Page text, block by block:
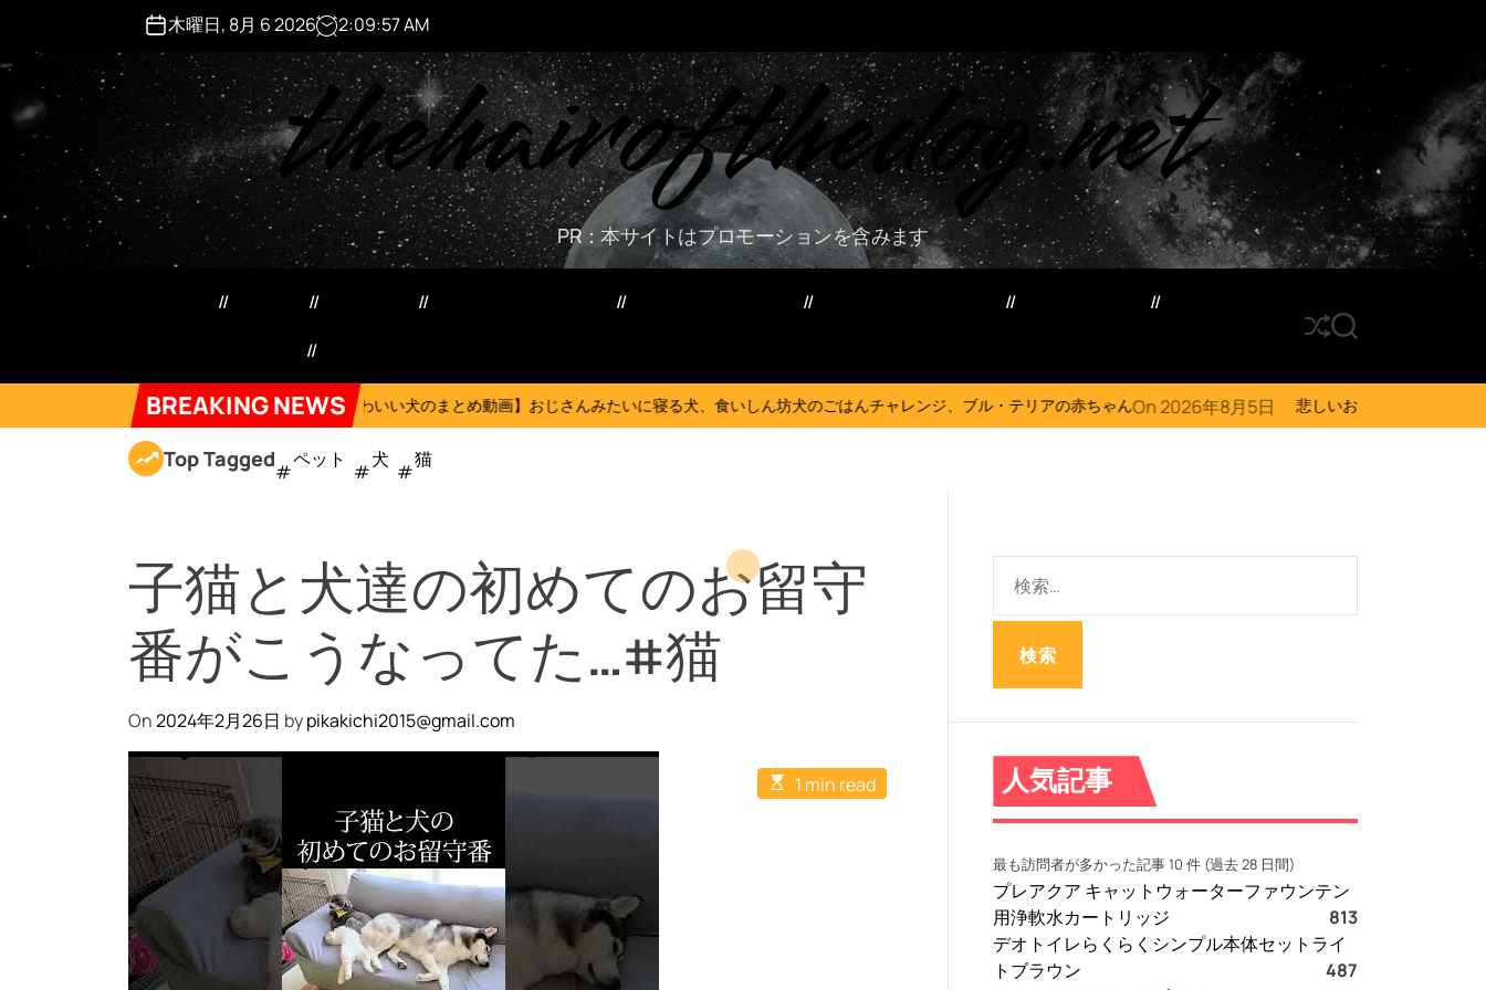
i
n
木曜日, 8月 6 2026 2:09:58AM
thehairofthedog.net
PR：本サイトはプロモーションを含みます
S
u
ff
l
S
A
R
C
BREAKING NEWS
2026年8月5日 【かわいい犬のまとめ動画】おじさんみたいに寝る犬、食いしん坊犬のごはんチャレンジ、ブル・テリアの赤ちゃん On2026年8月5日 悲しいお知らせです猫の咳が止まりません…
Top Tagged ペット 犬 猫
子猫と犬達の初めてのお留守
番がこうなってた…#猫
On2024年2月26日 bypikakichi2015@gmail.com
E
s
1 min read
:
人気記事
最も訪問者が多かった記事 10 件 (過去 28 日間)
プレアクア キャットウォーターファウンテン
用浄軟水カートリッジ
813
デオトイレらくらくシンプル本体セットライ
トブラウン
487